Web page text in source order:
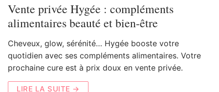
Vente privée Hygée : compléments
alimentaires beauté et bien-être
Cheveux, glow, sérénité… Hygée booste votre
quotidien avec ses compléments alimentaires. Votre
prochaine cure est à prix doux en vente privée.
LIRE LA SUITE →